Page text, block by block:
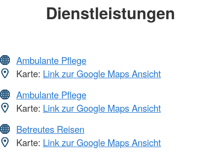
Dienstleistungen
Ambulante Pflege
Karte: Link zur Google Maps Ansicht
Ambulante Pflege
Karte: Link zur Google Maps Ansicht
Betreutes Reisen
Karte: Link zur Google Maps Ansicht